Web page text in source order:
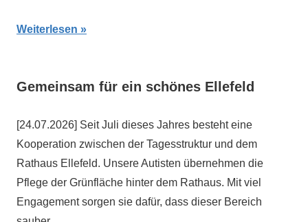
Weiterlesen
Gemeinsam für ein schönes Ellefeld
[24.07.2026] Seit Juli dieses Jahres besteht eine
Kooperation zwischen der Tagesstruktur und dem
Rathaus Ellefeld. Unsere Autisten übernehmen die
Pflege der Grünfläche hinter dem Rathaus. Mit viel
Engagement sorgen sie dafür, dass dieser Bereich